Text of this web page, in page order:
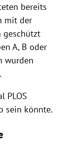
bereits
mit der
geschützt
A, B oder
wurden
PLOS
sein könnte.